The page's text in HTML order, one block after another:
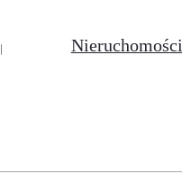
Nieruchomości